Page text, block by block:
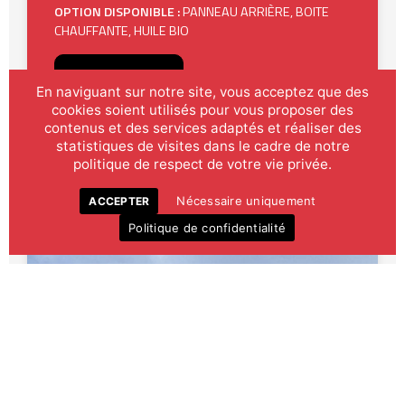
OPTION DISPONIBLE :PANNEAU ARRIÈRE, BOITE
CHAUFFANTE, HUILE BIO
CONSULTER »
En naviguant sur notre site, vous acceptez que des
cookies soient utilisés pour vous proposer des
contenus et des services adaptés et réaliser des
statistiques de visites dans le cadre de notre
politique de respect de votre vie privée.
ACCEPTER
Nécessaire uniquement
Politique de confidentialité